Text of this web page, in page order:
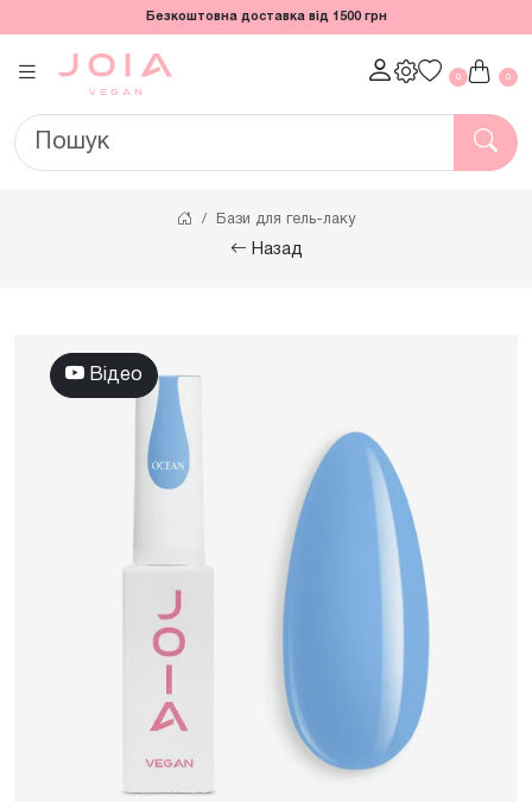
Безкоштовна доставка від 1500 грн
0 0
Бази для гель-лаку
Назад
Відео